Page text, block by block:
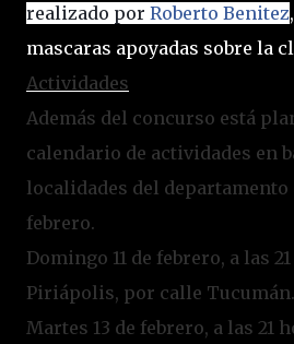
realizado por Roberto Benitez
mascaras apoyadas sobre la
Actividades
Además del concurso está
calendario de actividades en
localidades del departamento
febrero.
Domingo 11 de febrero, a las
Piriápolis, por calle Tucumán.
Martes 13 de febrero, a las 21